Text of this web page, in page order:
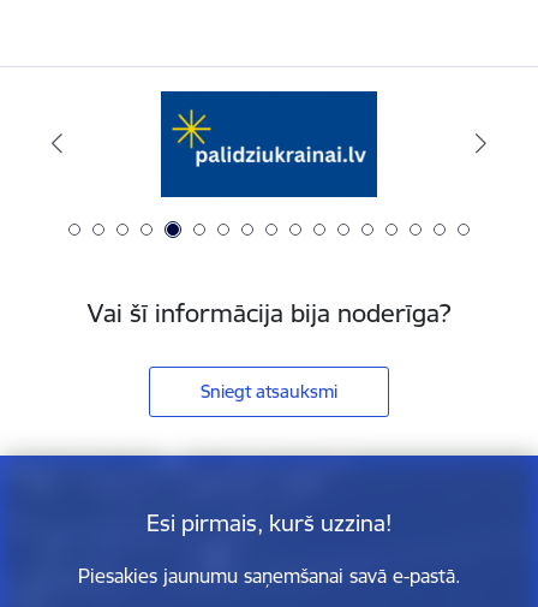
Vai šī informācija bija noderīga?
Sniegt atsauksmi
Esi pirmais, kurš uzzina!
Piesakies jaunumu saņemšanai savā e-pastā.